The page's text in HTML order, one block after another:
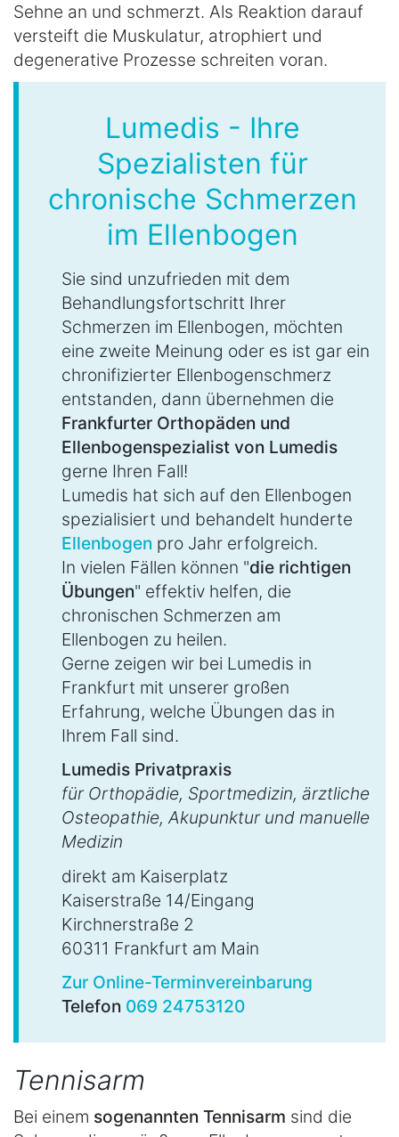
Sehne an und schmerzt. Als Reaktion darauf
versteift die Muskulatur, atrophiert und
degenerative Prozesse schreiten voran.
Lumedis - Ihre
Spezialisten für
chronische Schmerzen
im Ellenbogen
Sie sind unzufrieden mit dem
Behandlungsfortschritt Ihrer
Schmerzen im Ellenbogen, möchten
eine zweite Meinung oder es ist gar ein
chronifizierter Ellenbogenschmerz
entstanden, dann übernehmen die
Frankfurter Orthopäden und
Ellenbogenspezialist von Lumedis
gerne Ihren Fall!
Lumedis hat sich auf den Ellenbogen
spezialisiert und behandelt hunderte
Ellenbogen pro Jahr erfolgreich.
In vielen Fällen können "die richtigen
Übungen" effektiv helfen, die
chronischen Schmerzen am
Ellenbogen zu heilen.
Gerne zeigen wir bei Lumedis in
Frankfurt mit unserer großen
Erfahrung, welche Übungen das in
Ihrem Fall sind.
Lumedis Privatpraxis
für Orthopädie, Sportmedizin, ärztliche
Osteopathie, Akupunktur und manuelle
Medizin
direkt am Kaiserplatz
Kaiserstraße 14/Eingang
Kirchnerstraße 2
60311 Frankfurt am Main
Zur Online-Terminvereinbarung
Telefon 069 24753120
Tennisarm
Bei einem sogenannten Tennisarm sind die